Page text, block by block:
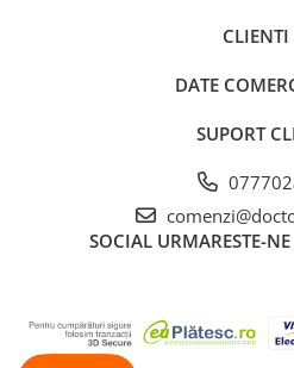
CLIENTI
DATE
SUPORT
SOCIAL URMARESTE-